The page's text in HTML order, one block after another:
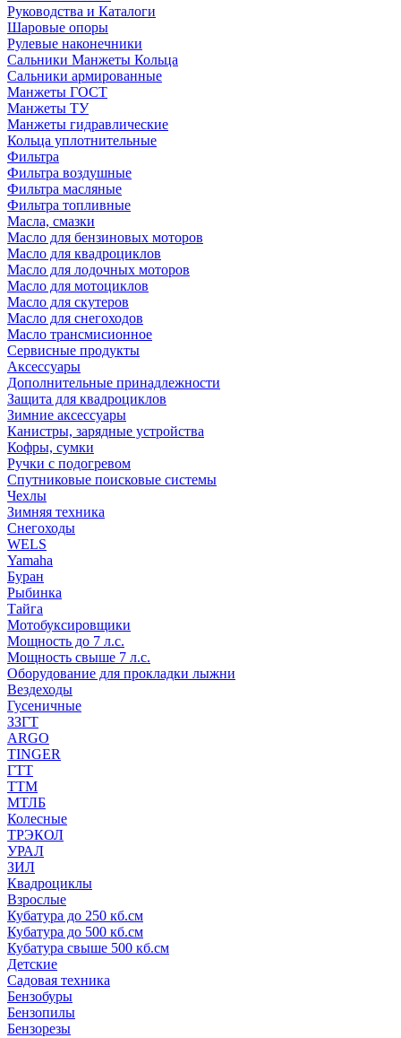
Руководства и Каталоги
Шаровые опоры
Рулевые наконечники
Сальники Манжеты Кольца
Сальники армированные
Манжеты ГОСТ
Манжеты ТУ
Манжеты гидравлические
Кольца уплотнительные
Фильтра
Фильтра воздушные
Фильтра масляные
Фильтра топливные
Масла, смазки
Масло для бензиновых моторов
Масло для квадроциклов
Масло для лодочных моторов
Масло для мотоциклов
Масло для скутеров
Масло для снегоходов
Масло трансмисионное
Сервисные продукты
Аксессуары
Дополнительные принадлежности
Защита для квадроциклов
Зимние аксессуары
Канистры, зарядные устройства
Кофры, сумки
Ручки с подогревом
Спутниковые поисковые системы
Чехлы
Зимняя техника
Снегоходы
WELS
Yamaha
Буран
Рыбинка
Тайга
Мотобуксировщики
Мощность до 7 л.с.
Мощность свыше 7 л.с.
Оборудование для прокладки лыжни
Вездеходы
Гусеничные
ЗЗГТ
ARGO
TINGER
ГТТ
ТТМ
МТЛБ
Колесные
ТРЭКОЛ
УРАЛ
ЗИЛ
Квадроциклы
Взрослые
Кубатура до 250 кб.см
Кубатура до 500 кб.см
Кубатура свыше 500 кб.см
Детские
Садовая техника
Бензобуры
Бензопилы
Бензорезы